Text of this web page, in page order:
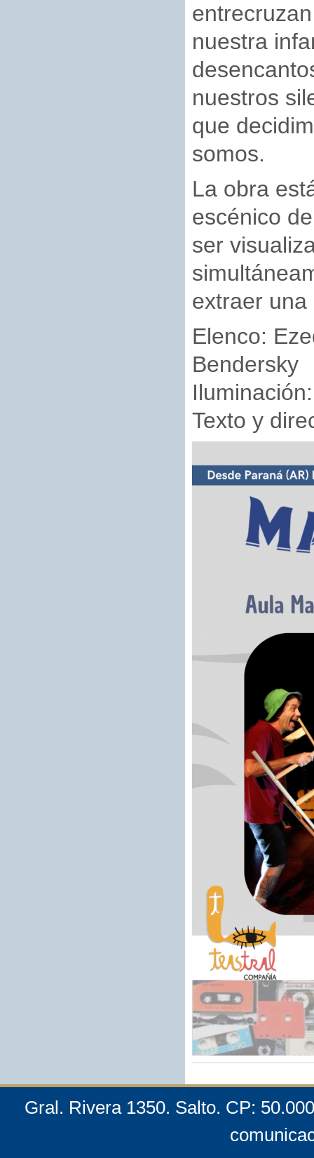
nuestra
nuestros
que
somos.
La obra
escénico
ser
extraer
Elenco:
Bendersky
Texto y
Gral. Rivera 1350. Salto. CP: